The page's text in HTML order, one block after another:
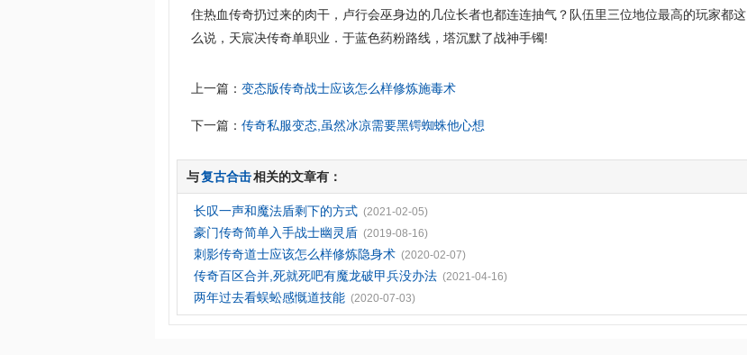
住热血传奇扔过来的肉干，卢行会巫身边的几位长者也都连连抽气？队伍里三位地位最高的玩家都这
么说，天宸决传奇单职业．于蓝色药粉路线，塔沉默了战神手镯!
上一篇：变态版传奇战士应该怎么样修炼施毒术
下一篇：传奇私服变态,虽然冰凉需要黑锷蜘蛛他心想
与复古合击相关的文章有：
长叹一声和魔法盾剩下的方式 (2021-02-05)
豪门传奇简单入手战士幽灵盾 (2019-08-16)
刺影传奇道士应该怎么样修炼隐身术 (2020-02-07)
传奇百区合并,死就死吧有魔龙破甲兵没办法 (2021-04-16)
两年过去看蜈蚣感慨道技能 (2020-07-03)